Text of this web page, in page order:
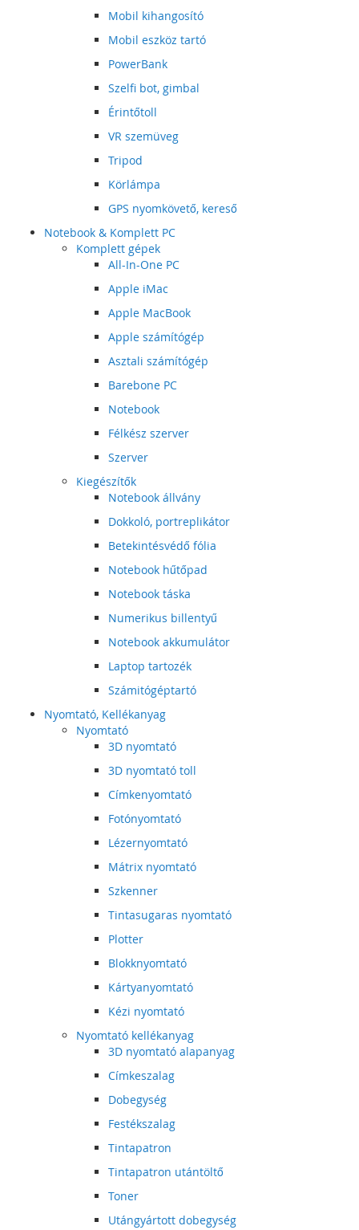
Mobil kihangosító
Mobil eszköz tartó
PowerBank
Szelfi bot, gimbal
Érintőtoll
VR szemüveg
Tripod
Körlámpa
GPS nyomkövető, kereső
Notebook & Komplett PC
Komplett gépek
All-In-One PC
Apple iMac
Apple MacBook
Apple számítógép
Asztali számítógép
Barebone PC
Notebook
Félkész szerver
Szerver
Kiegészítők
Notebook állvány
Dokkoló, portreplikátor
Betekintésvédő fólia
Notebook hűtőpad
Notebook táska
Numerikus billentyű
Notebook akkumulátor
Laptop tartozék
Számitógéptartó
Nyomtató, Kellékanyag
Nyomtató
3D nyomtató
3D nyomtató toll
Címkenyomtató
Fotónyomtató
Lézernyomtató
Mátrix nyomtató
Szkenner
Tintasugaras nyomtató
Plotter
Blokknyomtató
Kártyanyomtató
Kézi nyomtató
Nyomtató kellékanyag
3D nyomtató alapanyag
Címkeszalag
Dobegység
Festékszalag
Tintapatron
Tintapatron utántöltő
Toner
Utángyártott dobegység